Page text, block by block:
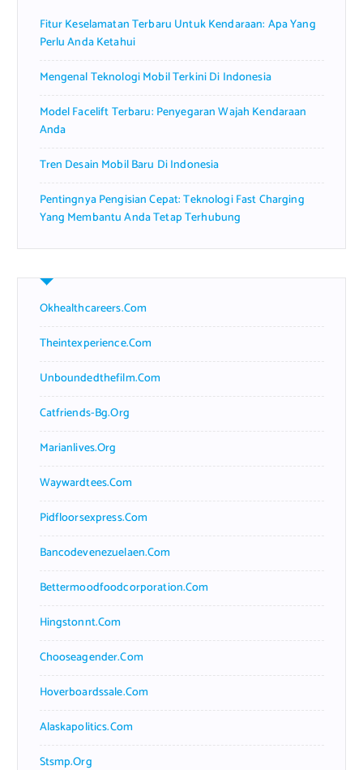
:Fitur Keselamatan Terbaru Untuk Kendaraan: Apa Yang
Perlu Anda Ketahui
Mengenal Teknologi Mobil Terkini Di Indonesia
Model Facelift Terbaru: Penyegaran Wajah Kendaraan
Anda
Tren Desain Mobil Baru Di Indonesia
Pentingnya Pengisian Cepat: Teknologi Fast Charging
Yang Membantu Anda Tetap Terhubung
Okhealthcareers.com
Theintexperience.com
Unboundedthefilm.com
Catfriends-Bg.org
Marianlives.org
Waywardtees.com
Pidfloorsexpress.com
Bancodevenezuelaen.com
Bettermoodfoodcorporation.com
Hingstonnt.com
Chooseagender.com
Hoverboardssale.com
Alaskapolitics.com
Stsmp.org